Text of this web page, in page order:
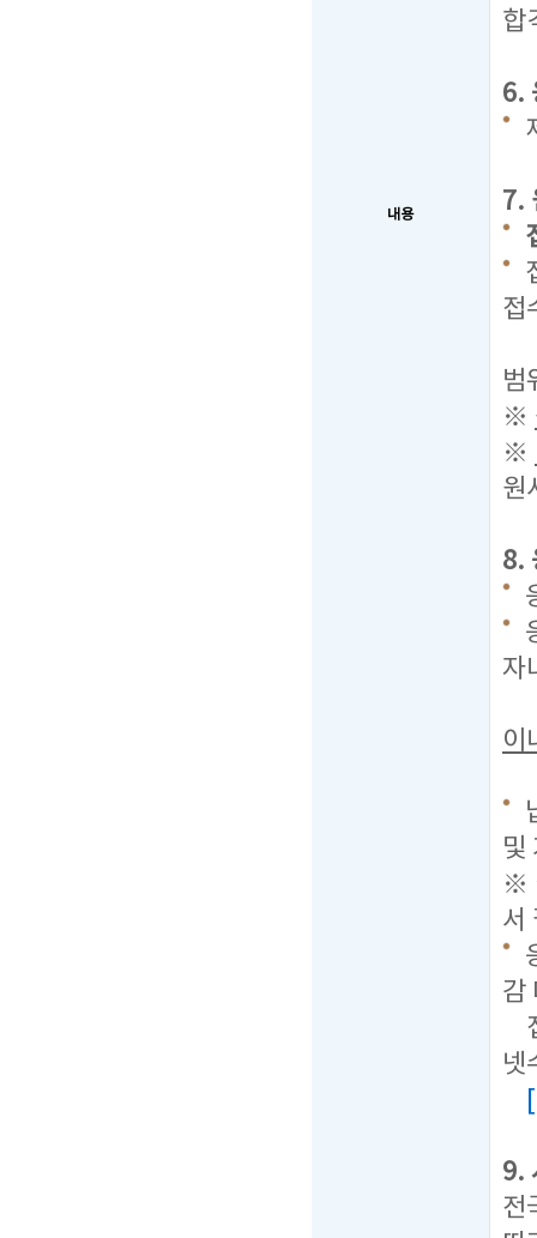
내용
합
6.
7.
접
범
※
※
원
8.
자
이
및
※
서
감
넷
9.
전